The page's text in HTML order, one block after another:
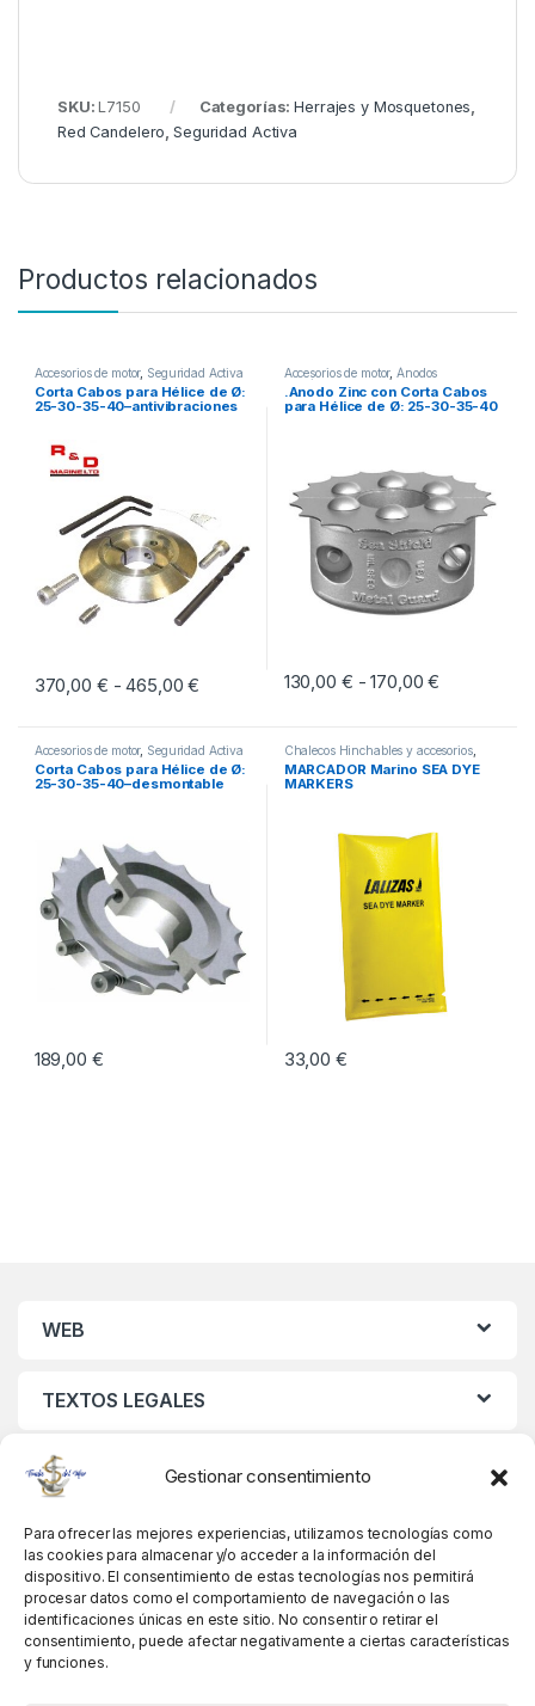
Gestionar consentimiento
Para ofrecer las mejores experiencias, utilizamos tecnologías como
las cookies para almacenar y/o acceder a la información del
dispositivo. El consentimiento de estas tecnologías nos permitirá
procesar datos como el comportamiento de navegación o las
identificaciones únicas en este sitio. No consentir o retirar el
consentimiento, puede afectar negativamente a ciertas características
y funciones.
SKU:L7150 Categorías:Herrajes y Mosquetones
Red Candelero ,Seguridad Activa
Productos relacionados
Accesorios de motor, Seguridad Activa
Corta Cabos para Hélice de Ø:
25-30-35-40–antivibraciones
370,00 € - 465,00€ Rango de precios: desde 370,00 €
Este producto tiene múltiples variantes. Las opciones se pueden
Accesorios de motor,Ánodos
galvánicos, Seguridad Activa
.Anodo Zinc con Corta Cabos
para Hélice de Ø: 25-30-35-40
130,00 € - 170,00€
Accesorios de motor, Seguridad Activa
Corta Cabos para Hélice de Ø:
25-30-35-40–desmontable
189,00 €
Chalecos Hinchables y accesorios,
Seguridad Activa, Sistemas de Rescate
MARCADOR Marino SEA DYE
MARKERS
33,00 €
WEB
TEXTOS LEGALES
MIS DATOS